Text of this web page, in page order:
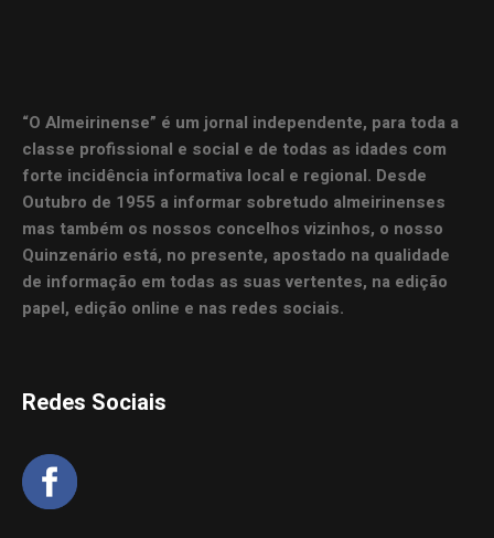
“O Almeirinense” é um jornal independente, para toda a
classe profissional e social e de todas as idades com
forte incidência informativa local e regional. Desde
Outubro de 1955 a informar sobretudo almeirinenses
mas também os nossos concelhos vizinhos, o nosso
Quinzenário está, no presente, apostado na qualidade
de informação em todas as suas vertentes, na edição
papel, edição online e nas redes sociais.
Redes Sociais